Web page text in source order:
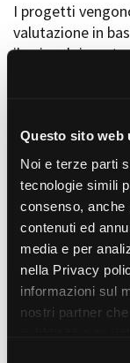
Questo sito web
Noi e terze parti
tecnologie simili
consenso, anche
contenuti ed
media e per
nella Privacy
informazioni sul
nostri partner
Amministrazione
Bandi e gare
Whistleblowing
I progetti
valutazione in
il
torinesi e
diffusione
canali televisivi,
Progetti
Vedi 105